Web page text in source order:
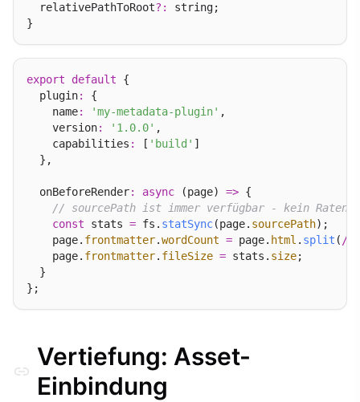
  relativePathToRoot
?:
string;
export default {
  plugin
:
{
    name
: 'my-metadata-plugin' ,
    version
: '1.0.0' ,
    capabilities
: [ 'build' ]
  },
  onBeforeRender
: async (page) => {
// sourcePath ist immer verfügbar - kein Raten
const stats = fs. statSync(page. sourcePath);
    page.
frontmatter.wordCount = page. html . split (/
    page.
frontmatter. fileSize = stats. size;
  }
Vertiefung: Asset-
Einbindung